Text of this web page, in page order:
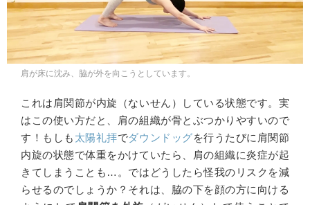
肩が床に沈み、脇が外を向こうとしています。
これは肩関節が内旋（ないせん）している状態です。実
はこの使い方だと、肩の組織が骨とぶつかりやすいので
す！もしも 太陽礼拝でダウンドッグを行うたびに肩関節
内旋の状態で体重をかけていたら、肩の組織に炎症が起
きてしまうことも…。ではどうしたら怪我のリスクを減
らせるのでしょうか？それは、脇の下を顔の方に向ける